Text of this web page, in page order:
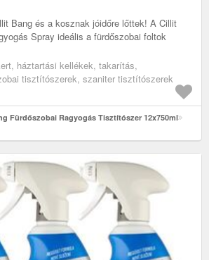
Bang és a kosznak jóidőre lőttek! A Cillit
Spray ideális a fürdőszobai foltok
háztartási kellékek, takarítás,
tisztítószerek, szaniter tisztítószerek
Fürdőszobai Ragyogás Tisztítószer 12x750ml